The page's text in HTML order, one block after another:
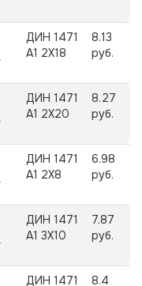
ДИН 1471
А1 2X18
8.13
руб.
ДИН 1471
А1 2X20
8.27
руб.
ДИН 1471
А1 2X8
6.98
руб.
ДИН 1471
А1 3X10
7.87
руб.
ДИН 1471 8.4